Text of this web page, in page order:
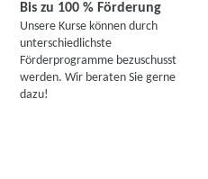
Bis zu 100 % Förderung
Unsere Kurse können durch
unterschiedlichste
Förderprogramme bezuschusst
werden. Wir beraten Sie gerne
dazu!